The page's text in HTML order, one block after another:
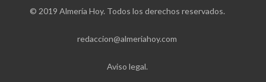
© 2019 Almería Hoy. Todos los derechos reservados.
redaccion@almeriahoy.com
Aviso legal.